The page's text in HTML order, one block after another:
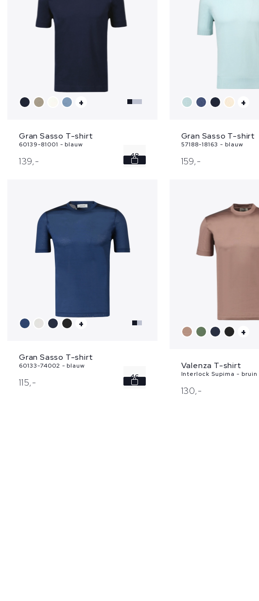
+
Gran Sasso T-shirt
60139-81001 - blauw
139,- 48
+
Gran Sasso T-shirt
57188-18163 - blauw
159,-
+
Gran Sasso T-shirt
60133-74002 - blauw
115,- 46
+
Valenza T-shirt
Interlock Supima - bruin
130,-